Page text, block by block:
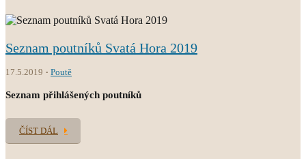
Seznam poutníků Svatá Hora 2019
17.5.2019 Poutě
Seznam přihlášených poutníků
ČÍST DÁL